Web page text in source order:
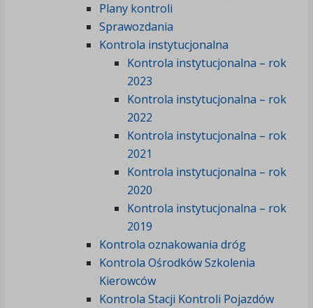
Plany kontroli
Sprawozdania
Kontrola instytucjonalna
Kontrola instytucjonalna – rok
2023
Kontrola instytucjonalna – rok
2022
Kontrola instytucjonalna – rok
2021
Kontrola instytucjonalna – rok
2020
Kontrola instytucjonalna – rok
2019
Kontrola oznakowania dróg
Kontrola Ośrodków Szkolenia
Kierowców
Kontrola Stacji Kontroli Pojazdów